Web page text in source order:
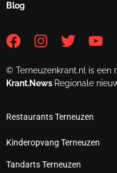
Blog
© Terneuzenkrant.nl is een
Krant.News Regionale
Restaurants Terneuzen
Kinderopvang Terneuzen
Tandarts Terneuzen